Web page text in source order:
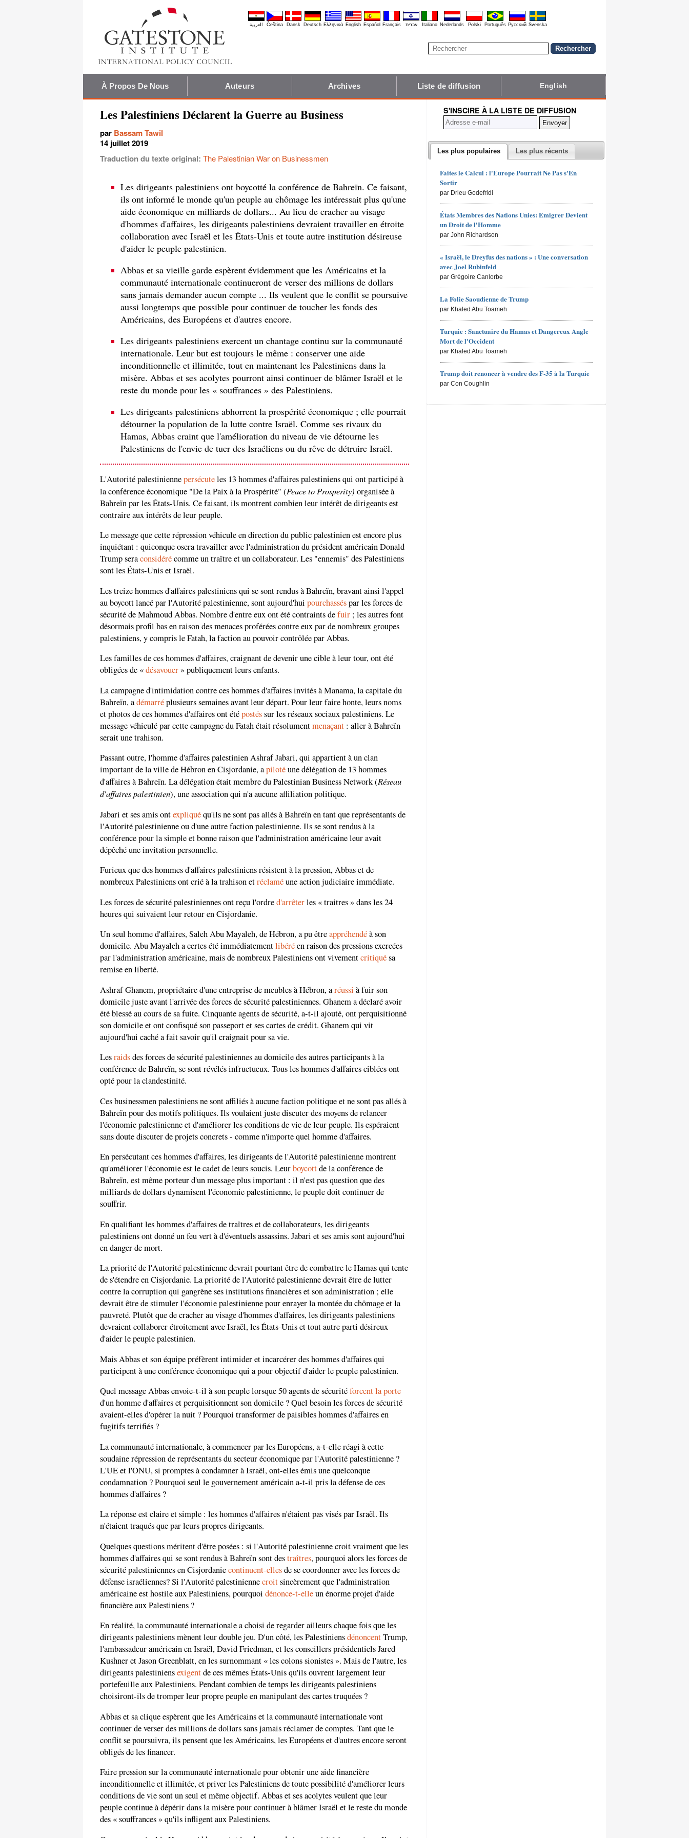
العربية Čeština Dansk Deutsch Ελληνικά English Español Français עברית Italiano Nederlands Polski Português Pyccĸий Svenska
À Propos De Nous Auteurs Archives Liste de diffusion English
Les Palestiniens Déclarent la Guerre au Business
par Bassam Tawil
14 juillet 2019
Traduction du texte original: The Palestinian War on Businessmen
Les dirigeants palestiniens ont boycotté la conférence de Bahreïn. Ce faisant,
ils ont informé le monde qu'un peuple au chômage les intéressait plus qu'une
aide économique en milliards de dollars... Au lieu de cracher au visage
d'hommes d'affaires, les dirigeants palestiniens devraient travailler en étroite
collaboration avec Israël et les États-Unis et toute autre institution désireuse
d'aider le peuple palestinien.
Abbas et sa vieille garde espèrent évidemment que les Américains et la
communauté internationale continueront de verser des millions de dollars
sans jamais demander aucun compte ... Ils veulent que le conflit se poursuive
aussi longtemps que possible pour continuer de toucher les fonds des
Américains, des Européens et d'autres encore.
Les dirigeants palestiniens exercent un chantage continu sur la communauté
internationale. Leur but est toujours le même : conserver une aide
inconditionnelle et illimitée, tout en maintenant les Palestiniens dans la
misère. Abbas et ses acolytes pourront ainsi continuer de blâmer Israël et le
reste du monde pour les « souffrances » des Palestiniens.
Les dirigeants palestiniens abhorrent la prospérité économique ; elle pourrait
détourner la population de la lutte contre Israël. Comme ses rivaux du
Hamas, Abbas craint que l'amélioration du niveau de vie détourne les
Palestiniens de l'envie de tuer des Israéliens ou du rêve de détruire Israël.
L'Autorité palestiniennepersécuteles 13 hommes d'affaires palestiniens qui ont participé à
la conférence économique "De la Paix à la Prospérité" (Peace to Prosperity) organisée à
Bahreïn par les États-Unis. Ce faisant, ils montrent combien leur intérêt de dirigeants est
contraire aux intérêts de leur peuple.
Le message que cette répression véhicule en direction du public palestinien est encore plus
inquiétant : quiconque osera travailler avec l'administration du président américain Donald
Trump seraconsidérécomme un traître et un collaborateur. Les "ennemis" des Palestiniens
sont les États-Unis et Israël.
Les treize hommes d'affaires palestiniens qui se sont rendus à Bahreïn, bravant ainsi l'appel
au boycott lancé par l'Autorité palestinienne, sont aujourd'hui pourchasséspar les forces de
sécurité de Mahmoud Abbas. Nombre d'entre eux ont été contraints defuir ; les autres font
désormais profil bas en raison des menaces proférées contre eux par de nombreux groupes
palestiniens, y compris le Fatah, la faction au pouvoir contrôlée par Abbas.
Les familles de ces hommes d'affaires, craignant de devenir une cible à leur tour, ont été
obligées de «désavouer» publiquement leurs enfants.
La campagne d'intimidation contre ces hommes d'affaires invités à Manama, la capitale du
Bahreïn, adémarréplusieurs semaines avant leur départ. Pour leur faire honte, leurs noms
et photos de ces hommes d'affaires ont étépostéssur les réseaux sociaux palestiniens. Le
message véhiculé par cette campagne du Fatah était résolumentmenaçant : aller à Bahreïn
serait une trahison.
Passant outre, l'homme d'affaires palestinien Ashraf Jabari, qui appartient à un clan
important de la ville de Hébron en Cisjordanie, apilotéune délégation de 13 hommes
d'affaires à Bahreïn. La délégation était membre du Palestinian Business Network (Réseau
d'affaires palestinien), une association qui n'a aucune affiliation politique.
Jabari et ses amis ontexpliquéqu'ils ne sont pas allés à Bahreïn en tant que représentants de
l'Autorité palestinienne ou d'une autre faction palestinienne. Ils se sont rendus à la
conférence pour la simple et bonne raison que l'administration américaine leur avait
dépêché une invitation personnelle.
Furieux que des hommes d'affaires palestiniens résistent à la pression, Abbas et de
nombreux Palestiniens ont crié à la trahison etréclaméune action judiciaire immédiate.
Les forces de sécurité palestiniennes ont reçu l'ordred'arrêterles « traitres » dans les 24
heures qui suivaient leur retour en Cisjordanie.
Un seul homme d'affaires, Saleh Abu Mayaleh, de Hébron, a pu êtreappréhendéà son
domicile. Abu Mayaleh a certes été immédiatementlibéréen raison des pressions exercées
par l'administration américaine, mais de nombreux Palestiniens ont vivementcritiquésa
remise en liberté.
Ashraf Ghanem, propriétaire d'une entreprise de meubles à Hébron, aréussi à fuir son
domicile juste avant l'arrivée des forces de sécurité palestiniennes. Ghanem a déclaré avoir
été blessé au cours de sa fuite. Cinquante agents de sécurité, a-t-il ajouté, ont perquisitionné
son domicile et ont confisqué son passeport et ses cartes de crédit. Ghanem qui vit
aujourd'hui caché a fait savoir qu'il craignait pour sa vie.
Lesraidsdes forces de sécurité palestiniennes au domicile des autres participants à la
conférence de Bahreïn, se sont révélés infructueux. Tous les hommes d'affaires ciblées ont
opté pour la clandestinité.
Ces businessmen palestiniens ne sont affiliés à aucune faction politique et ne sont pas allés à
Bahreïn pour des motifs politiques. Ils voulaient juste discuter des moyens de relancer
l'économie palestinienne et d'améliorer les conditions de vie de leur peuple. Ils espéraient
sans doute discuter de projets concrets - comme n'importe quel homme d'affaires.
En persécutant ces hommes d'affaires, les dirigeants de l'Autorité palestinienne montrent
qu'améliorer l'économie est le cadet de leurs soucis. Leurboycottde la conférence de
Bahreïn, est même porteur d'un message plus important : il n'est pas question que des
milliards de dollars dynamisent l'économie palestinienne, le peuple doit continuer de
souffrir.
En qualifiant les hommes d'affaires de traîtres et de collaborateurs, les dirigeants
palestiniens ont donné un feu vert à d'éventuels assassins. Jabari et ses amis sont aujourd'hui
en danger de mort.
La priorité de l'Autorité palestinienne devrait pourtant être de combattre le Hamas qui tente
de s'étendre en Cisjordanie. La priorité de l'Autorité palestinienne devrait être de lutter
contre la corruption qui gangrène ses institutions financières et son administration ; elle
devrait être de stimuler l'économie palestinienne pour enrayer la montée du chômage et la
pauvreté. Plutôt que de cracher au visage d'hommes d'affaires, les dirigeants palestiniens
devraient collaborer étroitement avec Israël, les États-Unis et tout autre parti désireux
d'aider le peuple palestinien.
Mais Abbas et son équipe préfèrent intimider et incarcérer des hommes d'affaires qui
participent à une conférence économique qui a pour objectif d'aider le peuple palestinien.
Quel message Abbas envoie-t-il à son peuple lorsque 50 agents de sécuritéforcent la porte
d'un homme d'affaires et perquisitionnent son domicile ? Quel besoin les forces de sécurité
avaient-elles d'opérer la nuit ? Pourquoi transformer de paisibles hommes d'affaires en
fugitifs terrifiés ?
La communauté internationale, à commencer par les Européens, a-t-elle réagi à cette
soudaine répression de représentants du secteur économique par l'Autorité palestinienne ?
L'UE et l'ONU, si promptes à condamner à Israël, ont-elles émis une quelconque
condamnation ? Pourquoi seul le gouvernement américain a-t-il pris la défense de ces
hommes d'affaires ?
La réponse est claire et simple : les hommes d'affaires n'étaient pas visés par Israël. Ils
n'étaient traqués que par leurs propres dirigeants.
Quelques questions méritent d'être posées : si l'Autorité palestinienne croit vraiment que les
hommes d'affaires qui se sont rendus à Bahreïn sont destraîtres, pourquoi alors les forces de
sécurité palestiniennes en Cisjordaniecontinuent-ellesde se coordonner avec les forces de
défense israéliennes? Si l'Autorité palestiniennecroitsincèrement que l'administration
américaine est hostile aux Palestiniens, pourquoi dénonce-t-elleun énorme projet d'aide
financière aux Palestiniens ?
En réalité, la communauté internationale a choisi de regarder ailleurs chaque fois que les
dirigeants palestiniens mènent leur double jeu. D'un côté, les PalestiniensdénoncentTrump,
l'ambassadeur américain en Israël, David Friedman, et les conseillers présidentiels Jared
Kushner et Jason Greenblatt, en les surnommant « les colons sionistes ». Mais de l'autre, les
dirigeants palestiniensexigentde ces mêmes États-Unis qu'ils ouvrent largement leur
portefeuille aux Palestiniens. Pendant combien de temps les dirigeants palestiniens
choisiront-ils de tromper leur propre peuple en manipulant des cartes truquées ?
Abbas et sa clique espèrent que les Américains et la communauté internationale vont
continuer de verser des millions de dollars sans jamais réclamer de comptes. Tant que le
conflit se poursuivra, ils pensent que les Américains, les Européens et d'autres encore seront
obligés de les financer.
Faire pression sur la communauté internationale pour obtenir une aide financière
inconditionnelle et illimitée, et priver les Palestiniens de toute possibilité d'améliorer leurs
conditions de vie sont un seul et même objectif. Abbas et ses acolytes veulent que leur
peuple continue à dépérir dans la misère pour continuer à blâmer Israël et le reste du monde
des « souffrances » qu'ils infligent aux Palestiniens.
S'INSCIRE À LA LISTE DE DIFFUSION
Les plus populaires Les plus récents
Faites le Calcul : l'Europe Pourrait Ne Pas s'En
Sortir
par Drieu Godefridi
États Membres des Nations Unies: Emigrer Devient
un Droit de l'Homme
par John Richardson
« Israël, le Dreyfus des nations » : Une conversation
avec Joel Rubinfeld
par Grégoire Canlorbe
La Folie Saoudienne de Trump
par Khaled Abu Toameh
Turquie : Sanctuaire du Hamas et Dangereux Angle
Mort de l'Occident
par Khaled Abu Toameh
Trump doit renoncer à vendre des F-35 à la Turquie
par Con Coughlin